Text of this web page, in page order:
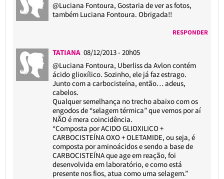
@Luciana Fontoura, Gostaria de ver as fotos,
também Luciana Fontoura. Obrigada!!
RESPONDER
TATIANA08/12/2013 - 20h05
@Luciana Fontoura, Uberliss da Avlon contém
ácido glioxílico. Sozinho, ele já faz estrago.
Junto com a carbocisteína, então… adeus,
cabelos.
Qualquer semelhança no trecho abaixo com os
engodos de “selagem térmica” que vemos por aí
NÃO é mera coincidência.
“Composta por ACIDO GLIOXILICO +
CARBOCISTEÍNA OXO + OLETAMIDE, ou seja, é
composta por aminoácidos e sendo a base de
CARBOCISTEÍNA que age em reação, foi
desenvolvida em laboratório, e como está
presente nos fios, atua como uma selagem.”